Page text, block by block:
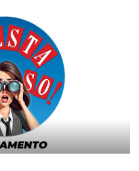
si proclama innocente. Nel
delitto, poi ritratta. Due
giudiziario o giustizia